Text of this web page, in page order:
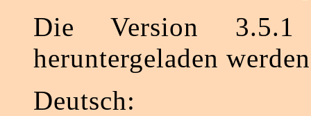
Die Version
heruntergeladen
Deutsch: